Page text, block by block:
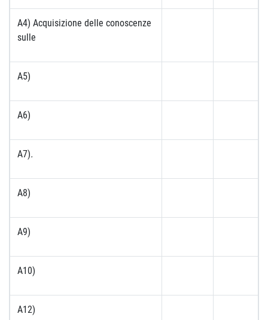
A4) Acquisizione delle conoscenze
sulle
A5)
A6)
A7).
A8)
A9)
A10)
A12)